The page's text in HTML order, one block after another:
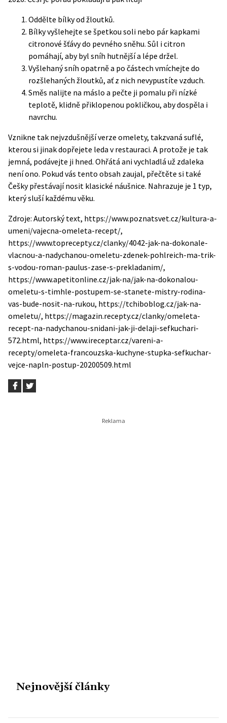
Oddělte bílky od žloutků.
Bílky vyšlehejte se špetkou soli nebo pár kapkami
citronové šťávy do pevného sněhu. Sůl i citron
pomáhají, aby byl sníh hutnější a lépe držel.
Vyšlehaný sníh opatrně a po částech vmíchejte do
rozšlehaných žloutků, ať z nich nevypustíte vzduch.
Směs nalijte na máslo a pečte ji pomalu při nízké
teplotě, klidně přiklopenou pokličkou, aby dospěla i
navrchu.
Vznikne tak nejvzdušnější verze omelety, takzvaná suflé,
kterou si jinak dopřejete leda v restauraci. A protože je tak
jemná, podávejte ji hned. Ohřátá ani vychladlá už zdaleka
není ono. Pokud vás tento obsah zaujal, přečtěte si také
Češky přestávají nosit klasické náušnice. Nahrazuje je 1 typ,
který sluší každému věku.
Zdroje: Autorský text, https://www.poznatsvet.cz/kultura-a-
umeni/vajecna-omeleta-recept/,
https://www.toprecepty.cz/clanky/4042-jak-na-dokonale-
vlacnou-a-nadychanou-omeletu-zdenek-pohlreich-ma-trik-
s-vodou-roman-paulus-zase-s-prekladanim/,
https://www.apetitonline.cz/jak-na/jak-na-dokonalou-
omeletu-s-timhle-postupem-se-stanete-mistry-rodina-
vas-bude-nosit-na-rukou, https://tchiboblog.cz/jak-na-
omeletu/, https://magazin.recepty.cz/clanky/omeleta-
recept-na-nadychanou-snidani-jak-ji-delaji-sefkuchari-
572.html, https://www.ireceptar.cz/vareni-a-
recepty/omeleta-francouzska-kuchyne-stupka-sefkuchar-
vejce-napln-postup-20200509.html
Nejnovější články